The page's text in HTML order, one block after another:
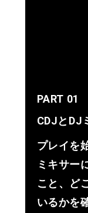
PART 01
CDJとDJ
プレイを
ミキサー
こと、ど
いるかを